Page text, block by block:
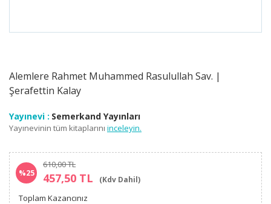
Alemlere Rahmet Muhammed Rasulullah Sav. |
Şerafettin Kalay
Yayınevi : Semerkand Yayınları
Yayınevinin tüm kitaplarını inceleyin.
%25
610,00 TL
457,50 TL (Kdv Dahil)
Toplam Kazancınız